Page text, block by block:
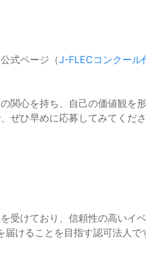
式ページ（J-FLECコンクール
関心を持ち、自己の価値観を
ぜひ早めに応募してみてくださ
受けており、信頼性の高いイ
けることを目指す認可法人で